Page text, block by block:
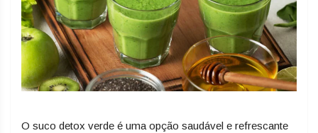
O suco detox verde é uma opção saudável e refrescante